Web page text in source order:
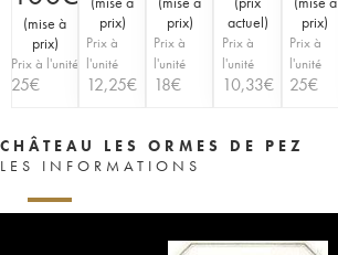
(mise à
prix)
Prix à l'unité
25€
prix)
Prix à
l'unité
12,25€
prix)
Prix à
l'unité
18€
actuel)
Prix à
l'unité
10,33€
prix)
Prix à
l'unité
25€
CHÂTEAU LES ORMES DE PEZ
LES INFORMATIONS